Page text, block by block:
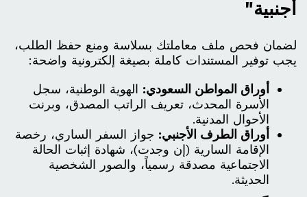
أجنبية"
لضمان فحص ملف معاملتك بسلاسة ومنع حفظ الطلب،
يجب توفير المستندات كاملة بصيغة إلكترونية واضحة:
أوراق المواطن السعودي: الهوية الوطنية، سجل
الأسرة المحدث، تعريف الراتب المصدق، وبرنت
الأحوال المدنية.
أوراق الطرف الأجنبي: جواز السفر الساري، رخصة
الإقامة السارية (إن وجدت)، شهادة إثبات الحالة
الاجتماعية مصدقة رسمياً، والصور الشخصية
الحديثة.